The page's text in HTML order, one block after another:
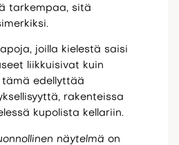
tarkempaa, sitä
joilla kielestä saisi
liikkuisivat kuin
tämä edellyttää
rakenteissa
kupolista kellariin.
näytelmä on